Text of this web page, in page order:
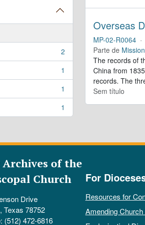
2
1
1
1
Overseas
MP-02-R0064 ·
Parte de
The records of
China from
records. The
Sem título
Archives of the
Church
Drive
Texas 78752
(512) 472-6816
For
Resources for
Amending